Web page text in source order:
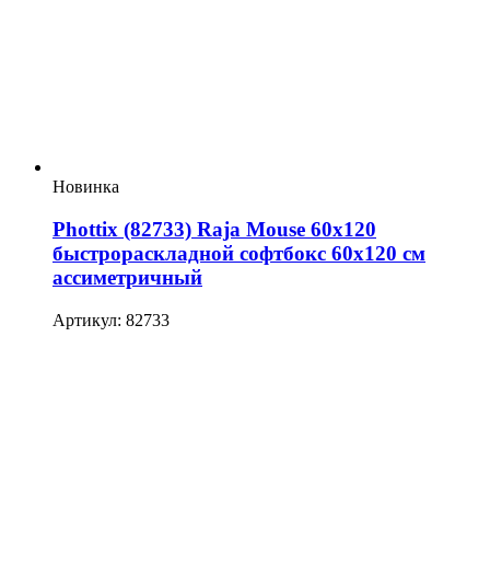
Новинка
Phottix (82733) Raja Mouse 60х120
быстрораскладной софтбокс 60х120 см
ассиметричный
Артикул: 82733